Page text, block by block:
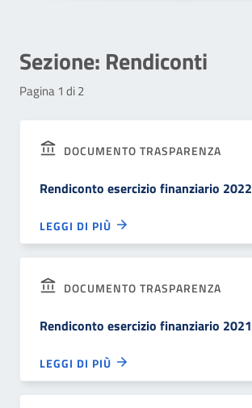
Sezione: Rendiconti
Pagina 1 di 2
DOCUMENTO TRASPARENZA
Rendiconto esercizio finanziario 2022
LEGGI DI PIÙ
DOCUMENTO TRASPARENZA
Rendiconto esercizio finanziario 2021
LEGGI DI PIÙ